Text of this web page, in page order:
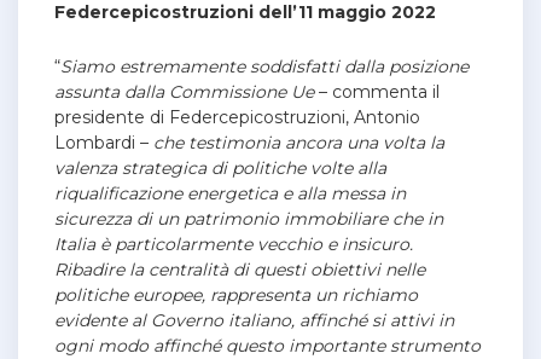
Federcepicostruzioni dell’11 maggio 2022
“Siamo estremamente soddisfatti dalla posizione
assunta dalla Commissione Ue– commenta il
presidente di Federcepicostruzioni, Antonio
Lombardi – che testimonia ancora una volta la
valenza strategica di politiche volte alla
riqualificazione energetica e alla messa in
sicurezza di un patrimonio immobiliare che in
Italia è particolarmente vecchio e insicuro.
Ribadire la centralità di questi obiettivi nelle
politiche europee, rappresenta un richiamo
evidente al Governo italiano, affinché si attivi in
ogni modo affinché questo importante strumento